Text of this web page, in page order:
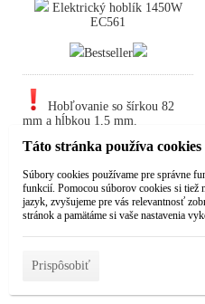
Elektrický hoblík 1450W
EC561
Bestseller
Hobľovanie so šírkou 82
mm a hĺbkou 1,5 mm.
Určený na spracovanie všetkých
vyznačuje moderným dizajnom a
ergonomickým tvarom.
- Vysoká kvalita spracovania.
vysávaču alebo vrecku.
Táto stránka používa cookies
Súbory cookies používame pre správne
funkcií. Pomocou súborov cookies si tiež
jazyk, zvyšujeme pre vás relevantnosť
stránok a pamätáme si vaše nastavenia
Prispôsobiť